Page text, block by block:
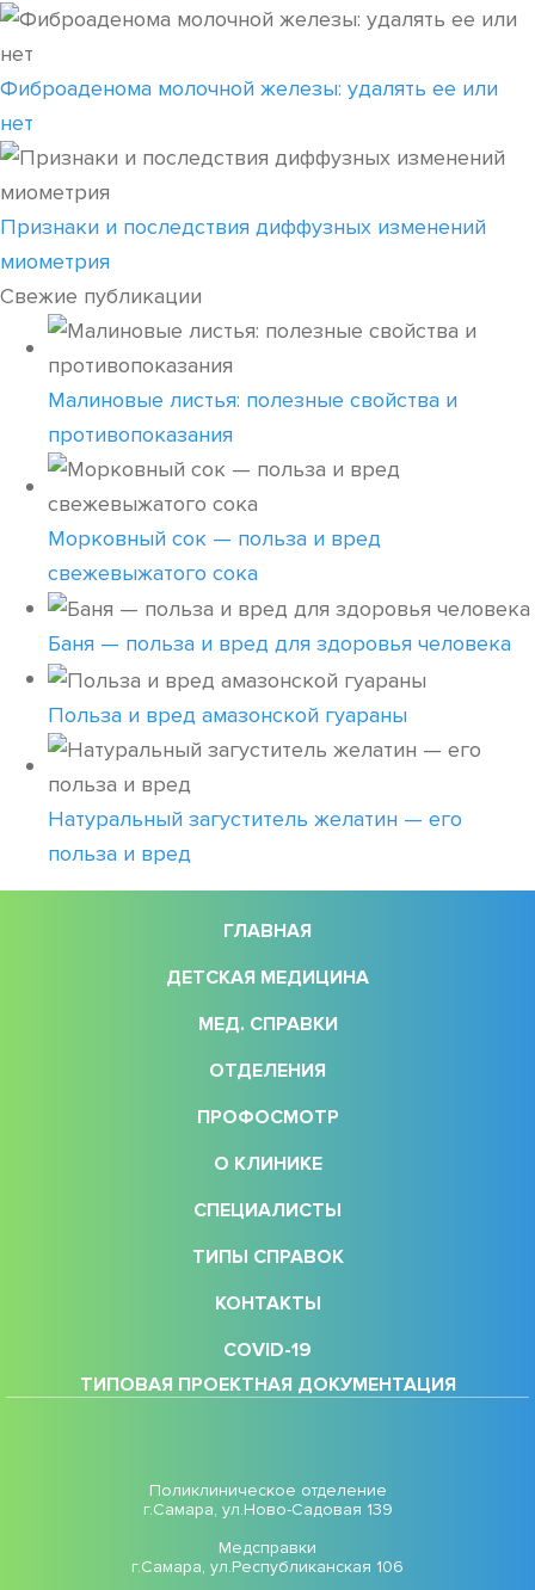
Фиброаденома молочной железы: удалять ее или
нет
Признаки и последствия диффузных изменений
миометрия
Свежие публикации
Малиновые листья: полезные свойства и
противопоказания
Морковный сок — польза и вред
свежевыжатого сока
Баня — польза и вред для здоровья человека
Польза и вред амазонской гуараны
Натуральный загуститель желатин — его
польза и вред
ГЛАВНАЯ
ДЕТСКАЯ МЕДИЦИНА
МЕД. СПРАВКИ
ОТДЕЛЕНИЯ
ПРОФОСМОТР
О КЛИНИКЕ
СПЕЦИАЛИСТЫ
ТИПЫ СПРАВОК
КОНТАКТЫ
COVID-19
ТИПОВАЯ ПРОЕКТНАЯ ДОКУМЕНТАЦИЯ
Поликлиническое отделение
г.Самара, ул.Ново-Садовая 139
Медсправки
г.Самара, ул.Республиканская 106